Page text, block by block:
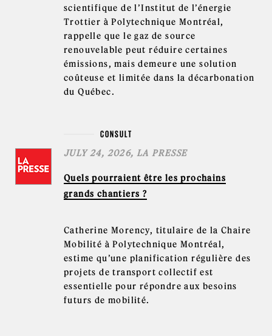
scientifique de l’Institut de l’énergie
Trottier à Polytechnique Montréal,
rappelle que le gaz de source
renouvelable peut réduire certaines
émissions, mais demeure une solution
coûteuse et limitée dans la décarbonation
du Québec.
CONSULT
JULY 24, 2026, LA PRESSE
Quels pourraient être les prochains
grands chantiers ?
Catherine Morency, titulaire de la Chaire
Mobilité à Polytechnique Montréal,
estime qu’une planification régulière des
projets de transport collectif est
essentielle pour répondre aux besoins
futurs de mobilité.